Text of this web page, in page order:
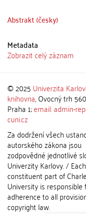
Abstrakt (česky)
Metadata
Zobrazit celý záznam
© 2025 Univerzita
knihovna, Ovocný trh
Praha 1;email: admin-
cuni.cz
Za dodržení všech
autorského zákona jsou
zodpovědné jednotlivé
Univerzity Karlovy. / Each
constituent part of
University is responsible
adherence to all
copyright law.